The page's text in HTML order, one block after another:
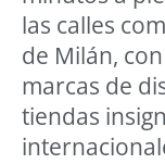
las calles
de Milán,
marcas de
tiendas